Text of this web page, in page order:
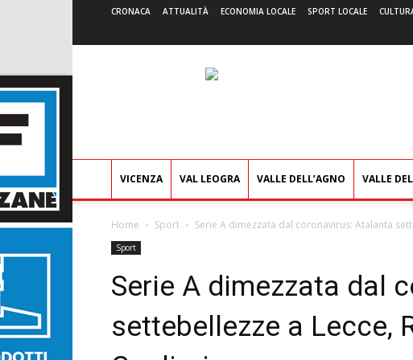
CRONACA ATTUALITÀ ECONOMIA LOCALE SPORT LOCALE
VICENZA VAL LEOGRA VALLE DELL’AGNO VALLE
Home Sport Serie A dimezzata dal coronavirus: Atalanta
Sport
Serie A dimezzata dal
settebellezze a Lecce,